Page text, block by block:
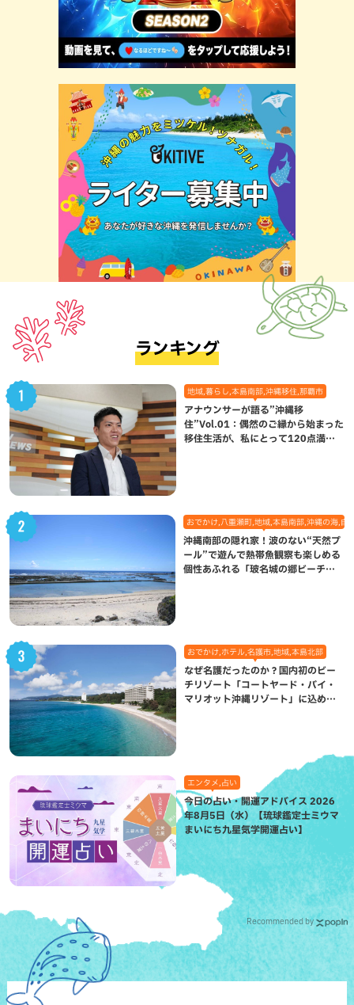
ランキング
地域,暮らし,本島南部,沖縄移住,那覇市
アナウンサーが語る”沖縄移
住”Vol.01：偶然のご縁から始まった
移住生活が、私にとって120点満点
おでかけ,八重瀬町,地域,本島南部,沖縄の海,自
沖縄南部の隠れ家！波のない“天然プ
ール”で遊んで熱帯魚観察も楽しめる
個性あふれる「玻名城の郷ビーチ」
おでかけ,ホテル,名護市,地域,本島北部
なぜ名護だったのか？国内初のビー
チリゾート「コートヤード・バイ・
マリオット沖縄リゾート」に込めら
エンタメ,占い
今日の占い・開運アドバイス 2026
年8月5日（水）【琉球鑑定士ミウマ
まいにち九星気学開運占い】
Recommended by